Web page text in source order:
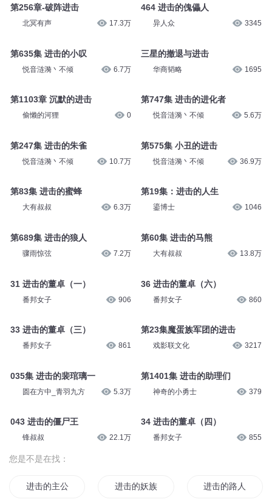
第256章-破阵进击
北冥有声 17.3万
第635集 进击的小叹
悦音涟漪丶不倾 6.7万
第1103章 沉默的进击
偷懒的河狸 0
第247集 进击的朱雀
悦音涟漪丶不倾 10.7万
第83集 进击的蜜蜂
大有叔叔 6.3万
第689集 进击的狼人
骤雨惊弦 7.2万
31 进击的董卓（一）
番邦女子 906
33 进击的董卓（三）
番邦女子 861
035集 进击的裴琯璃一
圆在方中_青羽九方 5.3万
043 进击的僵尸王
锋叔叔 22.1万
464 进击的傀儡人
异人众 3345
三星的撤退与进击
华商韬略 1695
第747集 进击的进化者
悦音涟漪丶不倾 5.6万
第575集 小丑的进击
悦音涟漪丶不倾 36.9万
第19集：进击的人生
鎏博士 1046
第60集 进击的马熊
大有叔叔 13.8万
36 进击的董卓（六）
番邦女子 860
第23集魔蛋族军团的进击
戏影联文化 3217
第1401集 进击的助理们
神奇的小勇士 379
34 进击的董卓（四）
番邦女子 855
您是不是在找：
进击的主公 进击的妖族 进击的路人